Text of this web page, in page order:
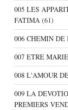
005 LES
FATIMA(61)
006 CHEMIN DE
007 ETRE
008 L'AMOUR
009 LA
PREMIERS